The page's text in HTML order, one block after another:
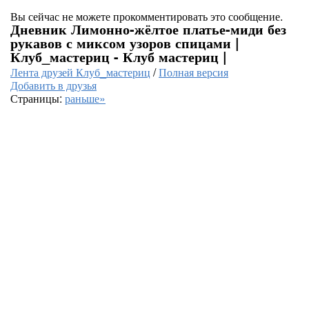
Вы сейчас не можете прокомментировать это сообщение.
Дневник Лимонно-жёлтое платье-миди без
рукавов с миксом узоров спицами |
Клуб_мастериц - Клуб мастериц |
Лента друзей Клуб_мастериц /Полная версия
Добавить в друзья
Страницы: раньше»